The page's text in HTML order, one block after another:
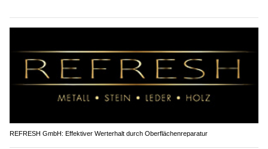
REFRESH GmbH: Effektiver Werterhalt durch Oberflächenreparatur